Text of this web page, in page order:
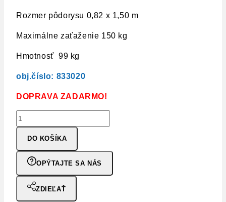
Rozmer pôdorysu 0,82 x 1,50 m
Maximálne zaťaženie 150 kg
Hmotnosť 99 kg
obj.číslo: 833020
DOPRAVA ZADARMO!
DO KOŠÍKA
OPÝTAJTE SA NÁS
ZDIEĽAŤ